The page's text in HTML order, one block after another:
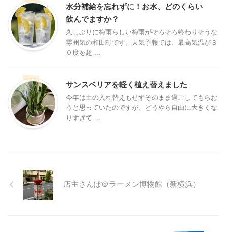
水分補給を忘れずに！お水、どのくらい
飲んでますか？
久しぶりに梅雨らしい梅雨がそろそろ終わりそうな
雰囲気の和田町です。天気予報では、最高気温が３
０度を超 ...
サンスベリアを軽く植え替えました
今年は土の入れ替えもせずそのまま過ごしてもらお
うと思っていたのですが、どうやら自由に大きくな
りすぎて ...
店主さんぽ＠ラーメン博物館（新横浜）